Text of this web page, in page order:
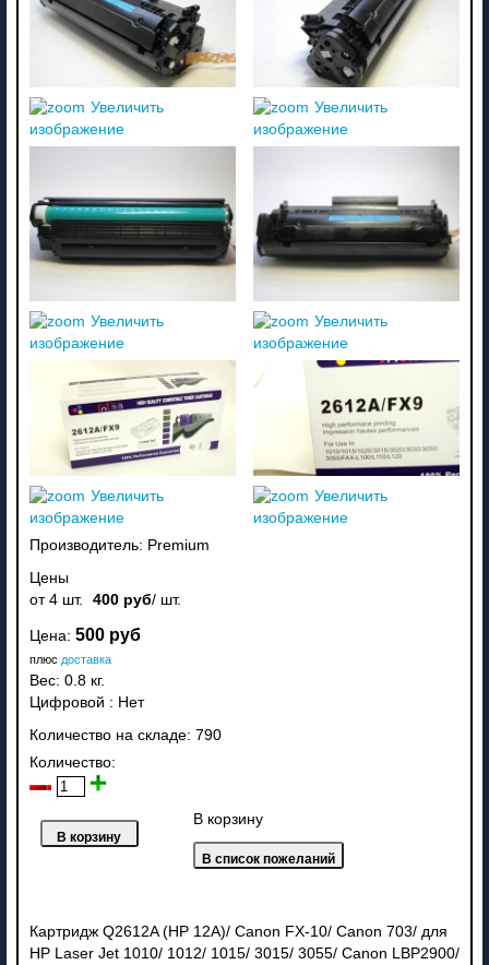
Увеличить
изображение
Увеличить
изображение
Увеличить
изображение
Увеличить
изображение
Увеличить
изображение
Увеличить
изображение
Производитель: Premium
Цены
от 4 шт.
400 руб/ шт.
Цена: 500 руб
плюс доставка
Вес: 0.8 кг.
Цифровой : Нет
Количество на складе: 790
Количество:
В корзину
Картридж Q2612A (HP 12A)/ Canon FX-10/ Canon 703/ для
HP Laser Jet 1010/ 1012/ 1015/ 3015/ 3055/ Canon LBP2900/